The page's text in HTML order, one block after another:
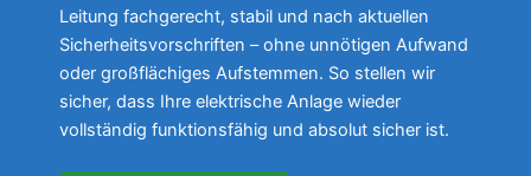
Leitung fachgerecht, stabil und nach aktuellen
Sicherheitsvorschriften – ohne unnötigen Aufwand
oder großflächiges Aufstemmen. So stellen wir
sicher, dass Ihre elektrische Anlage wieder
vollständig funktionsfähig und absolut sicher ist.